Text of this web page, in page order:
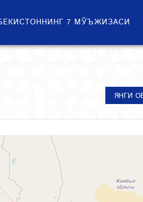
7 МЎЪЖИЗАСИ
ЯНГИ